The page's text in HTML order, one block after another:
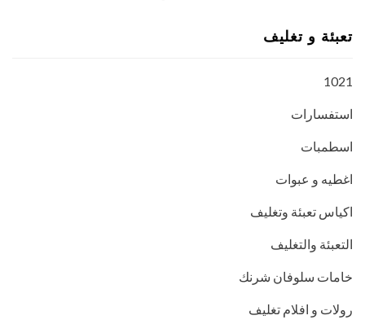
تعبئة و تغليف
1021
استفسارات
اسطمبات
اغطيه و عبوات
اكياس تعبئة وتغليف
التعبئة والتغليف
خامات سلوفان شرنك
رولات و افلام تغليف